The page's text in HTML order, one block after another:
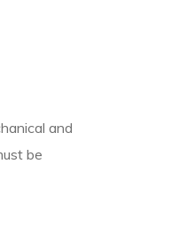
and
be